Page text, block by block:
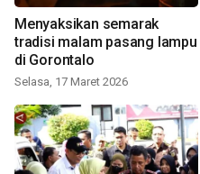
Menyaksikan semarak
tradisi malam pasang lampu
di Gorontalo
Selasa, 17 Maret 2026